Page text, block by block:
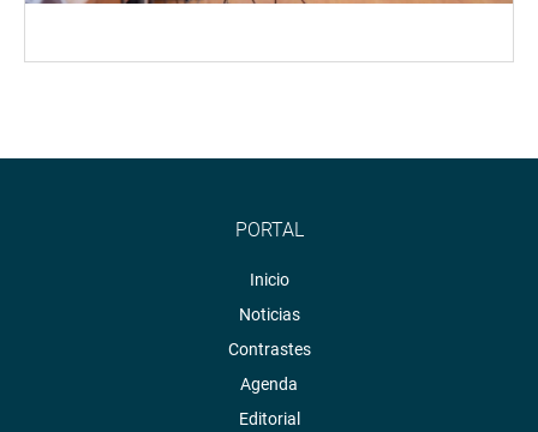
PORTAL
Inicio
Noticias
Contrastes
Agenda
Editorial